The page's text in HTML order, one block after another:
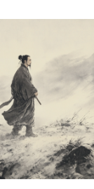
迪dι.